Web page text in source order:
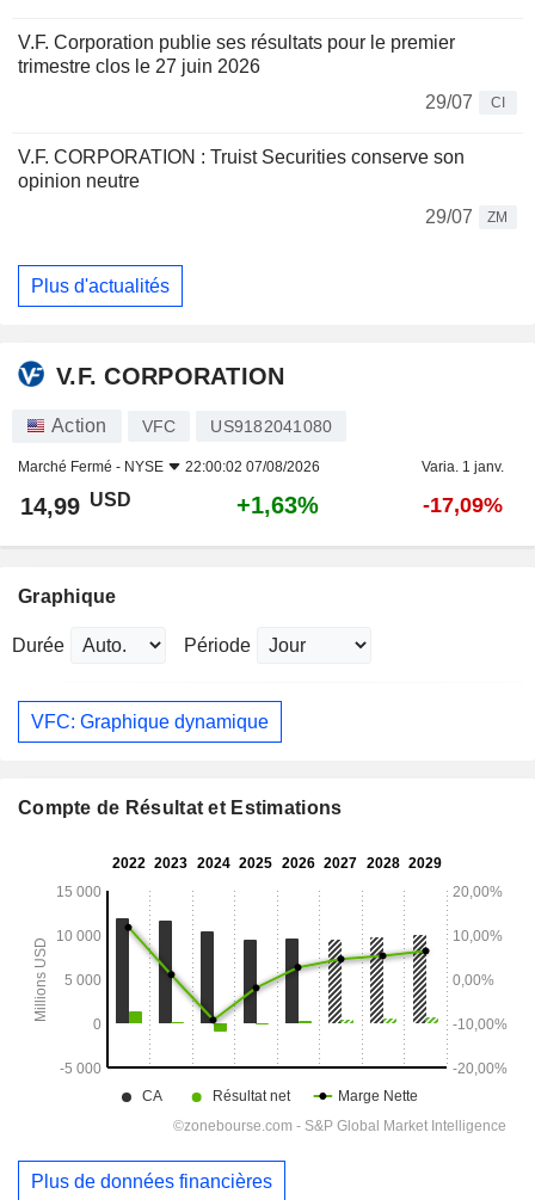
V.F. Corporation publie ses résultats pour le premier
trimestre clos le 27 juin 2026
29/07
CI
V.F. CORPORATION : Truist Securities conserve son
opinion neutre
29/07
ZM
Plus d'actualités
V.F. CORPORATION
Action VFC US9182041080
Marché Fermé - NYSE 22:00:02 07/08/2026 Varia. 1 janv.
14,99 USD +1,63% -17,09%
Graphique
Durée Période
VFC: Graphique dynamique
Compte de Résultat et Estimations
Plus de données financières